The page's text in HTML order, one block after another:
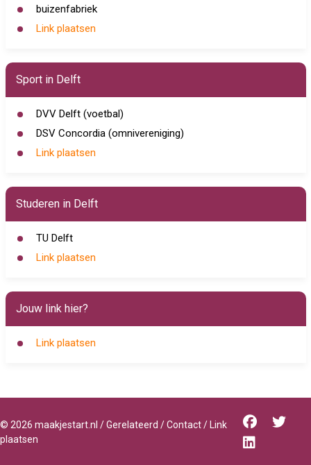
buizenfabriek
Link plaatsen
Sport in Delft
DVV Delft (voetbal)
DSV Concordia (omnivereniging)
Link plaatsen
Studeren in Delft
TU Delft
Link plaatsen
Jouw link hier?
Link plaatsen
© 2026 maakjestart.nl /Gerelateerd /Contact/
Link
plaatsen